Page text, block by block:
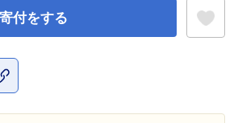
寄付をする